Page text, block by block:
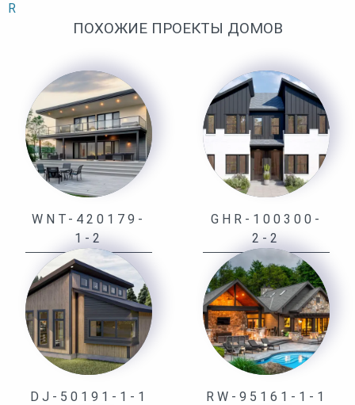
R
ПОХОЖИЕ ПРОЕКТЫ ДОМОВ
WNT-420179-
1-2
GHR-100300-
2-2
DJ-50191-1-1 RW-95161-1-1